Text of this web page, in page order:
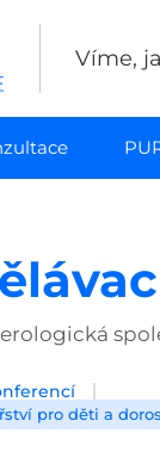
Víme,
pro děti a